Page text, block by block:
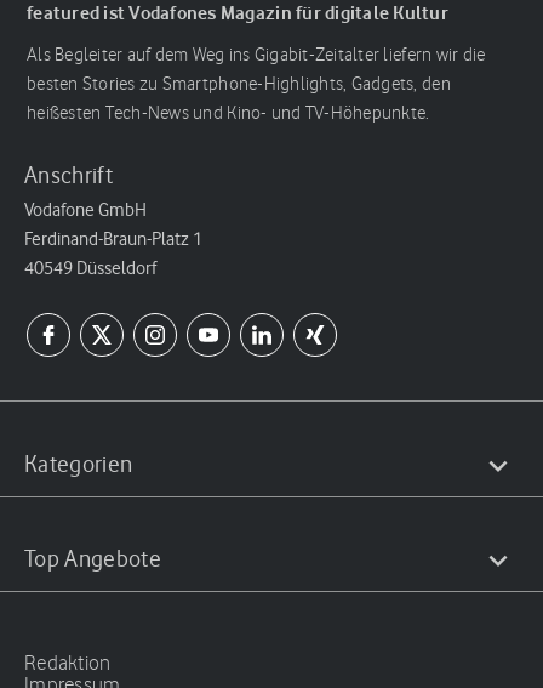
featured ist Vodafones Magazin für digitale Kultur
Als Begleiter auf dem Weg ins Gigabit-Zeitalter liefern wir die
besten Stories zu Smartphone-Highlights, Gadgets, den
heißesten Tech-News und Kino- und TV-Höhepunkte.
Anschrift
Vodafone GmbH
Ferdinand-Braun-Platz 1
40549 Düsseldorf
Kategorien
Top Angebote
Redaktion